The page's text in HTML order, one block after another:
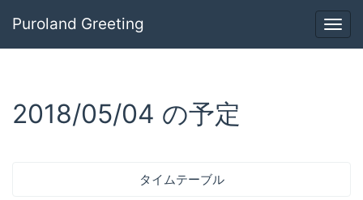
Puroland Greeting
2018/05/04 の予定
タイムテーブル